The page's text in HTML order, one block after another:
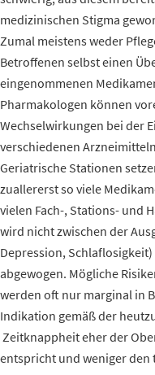
medizinischen Stigma
Zumal meistens weder
Betroffenen selbst einen
eingenommenen
Pharmakologen können
Wechselwirkungen bei der
verschiedenen
Geriatrische Stationen
zuallererst so viele
vielen Fach-, Stations- und
wird nicht zwischen der
Depression,
abgewogen. Mögliche
werden oft nur marginal in
Indikation gemäß der
Zeitknappheit eher der
entspricht und weniger